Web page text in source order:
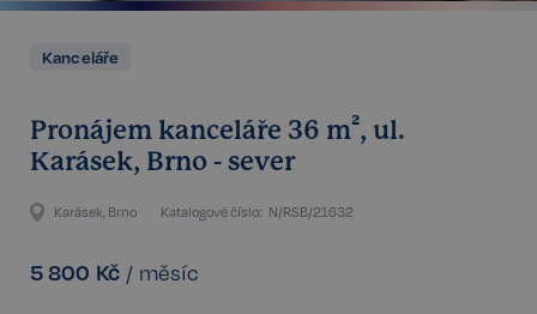
Kanceláře
Pronájem kanceláře 36 m², ul.
Karásek, Brno - sever
Karásek, Brno Katalogové číslo: N/RSB/21632
5 800 Kč / měsíc